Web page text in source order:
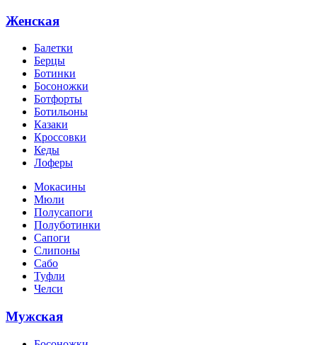
Женская
Балетки
Берцы
Ботинки
Босоножки
Ботфорты
Ботильоны
Казаки
Кроссовки
Кеды
Лоферы
Мокасины
Мюли
Полусапоги
Полуботинки
Сапоги
Слипоны
Сабо
Туфли
Челси
Мужская